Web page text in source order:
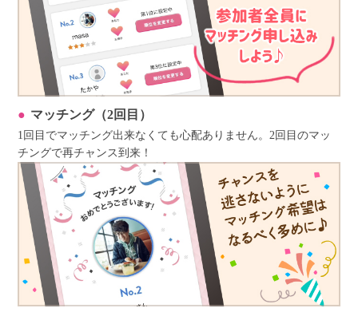
マッチング（2回目）
1回目でマッチング出来なくても心配ありません。2回目のマッ
チングで再チャンス到来！